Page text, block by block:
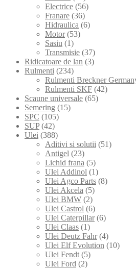
Electrice (56)
Franare (36)
Hidraulica (6)
Motor (53)
Sasiu (1)
Transmisie (37)
Ridicatoare de lan (3)
Rulmenti (234)
Rulmenti Breckner
Rulmenti SKF (42)
Scaune universale (65)
Semering (15)
SPC (105)
SUP (42)
Ulei (388)
Aditivi si solutii (51)
Antigel (23)
Lichid frana (5)
Ulei Addinol (1)
Ulei Agco Parts (8)
Ulei Akcela (5)
Ulei BMW (2)
Ulei Castrol (6)
Ulei Caterpillar (6)
Ulei Claas (1)
Ulei Deutz Fahr (4)
Ulei Elf Evolution (10)
Ulei Fendt (5)
Ulei Ford (2)